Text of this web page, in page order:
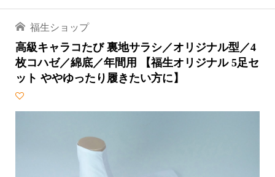
福生ショップ
高級キャラコたび 裏地サラシ／オリジナル型／4
枚コハゼ／綿底／年間用 【福生オリジナル 5足セ
ット ややゆったり履きたい方に】